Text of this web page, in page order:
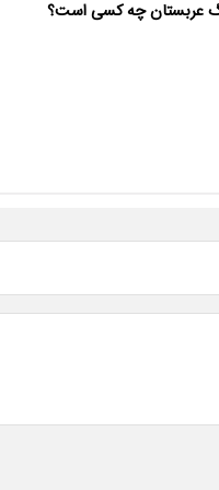
عربستان چه کسی است؟